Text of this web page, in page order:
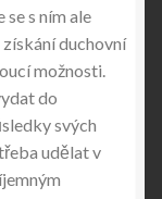
s ním ale
duchovní
možnosti.
do
svých
udělat v